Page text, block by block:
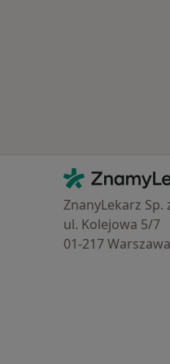
Kontakt
ZnamyLekar - Hlavní
ZnanyLekarz Sp.
ul. Kolejowa 5/7
01-217